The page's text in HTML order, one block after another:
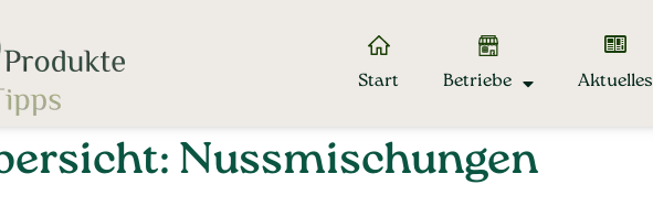
Start Betriebe Aktuelles
Nussmischungen